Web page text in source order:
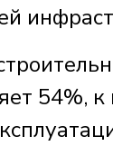
54%,